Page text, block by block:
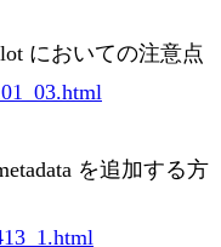
においての注意点
を追加する方